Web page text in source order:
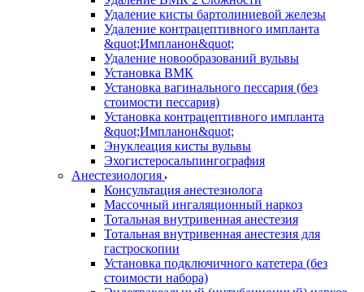
Удаление кисты бартолиниевой железы
Удаление контрацептивного импланта
&quot;Импланон&quot;
Удаление новообразований вульвы
Установка ВМК
Установка вагинального пессария (без
стоимости пессария)
Установка контрацептивного импланта
&quot;Импланон&quot;
Энуклеация кисты вульвы
Эхогистеросальпингография
Анестезиология
Консультация анестезиолога
Массочный ингаляционный наркоз
Тотальная внутривенная анестезия
Тотальная внутривенная анестезия для
гастроскопии
Установка подключичного катетера (без
стоимости набора)